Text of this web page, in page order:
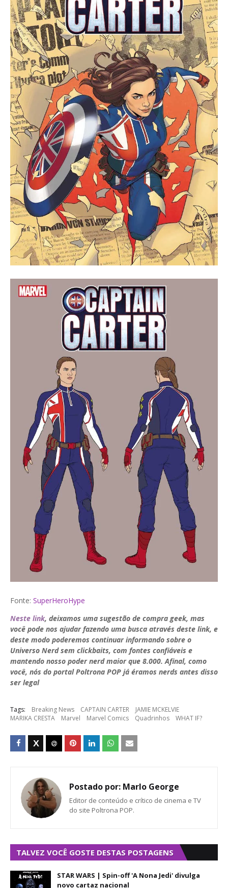
Fonte: SuperHeroHype
Neste link, deixamos uma sugestão de compra geek, mas
você pode nos ajudar fazendo uma busca através deste link, e
deste modo poderemos continuar informando sobre o
Universo Nerd sem clickbaits, com fontes confiáveis e
mantendo nosso poder nerd maior que 8.000. Afinal, como
você, nós do portal Poltrona POP já éramos nerds antes disso
ser legal
Tags: Breaking News CAPTAIN CARTER
JAMIE MCKELVIE
MARIKA CRESTA
Marvel Marvel Comics Quadrinhos WHAT IF?
Postado por: Marlo George
Editor de conteúdo e crítico de cinema e TV
do site Poltrona POP.
TALVEZ VOCÊ GOSTE DESTAS POSTAGENS
STAR WARS | Spin-off 'A Nona Jedi' divulga
novo cartaz nacional